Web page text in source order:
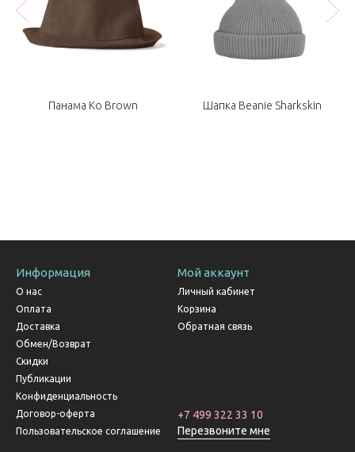
Панама Ko Brown Шапка Beanie Sharkskin
Информация
О нас
Оплата
Доставка
Обмен/Возврат
Скидки
Публикации
Конфиденциальность
Договор-оферта
Пользовательское соглашение
Мой аккаунт
Личный кабинет
Корзина
Обратная связь
+7 499 322 33 10
Перезвоните мне